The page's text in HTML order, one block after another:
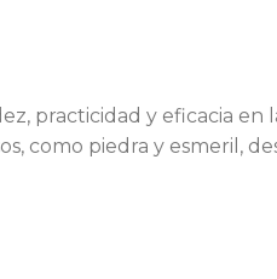
practicidad y eficacia en
como piedra y esmeril,